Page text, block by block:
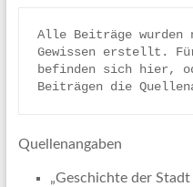
Alle Beiträge wurden
Gewissen erstellt.
befinden sich hier,
Beiträgen die
Quellenangaben
„Geschichte der